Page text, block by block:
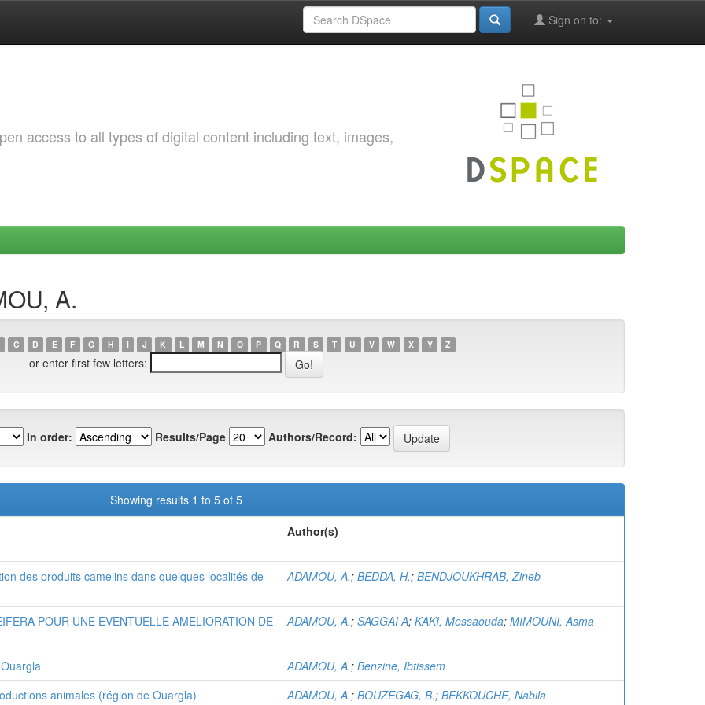
Sign on to:
access to all types of digital content including text, images,
A.
C D E F G H I J K L M N O P Q R S T U V W X Y Z
or enter first few letters:
In order: Results/Page Authors/Record:
Showing results 1 to 5 of 5
Author(s)
des produits camelins dans quelques localités de
ADAMOU, A.; BEDDA, H.; BENDJOUKHRAB, Zineb
POUR UNE EVENTUELLE AMELIORATION DE
ADAMOU, A.; SAGGAI A; KAKI, Messaouda; MIMOUNI, Asma
ADAMOU, A.; Benzine, Ibtissem
animales (région de Ouargla) ADAMOU, A.; BOUZEGAG, B.; BEKKOUCHE, Nabila